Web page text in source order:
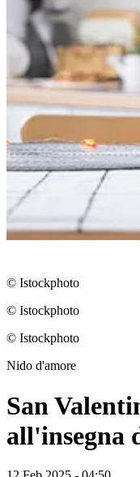
© Istockphoto
© Istockphoto
© Istockphoto
Nido d'amore
San
all'insegna